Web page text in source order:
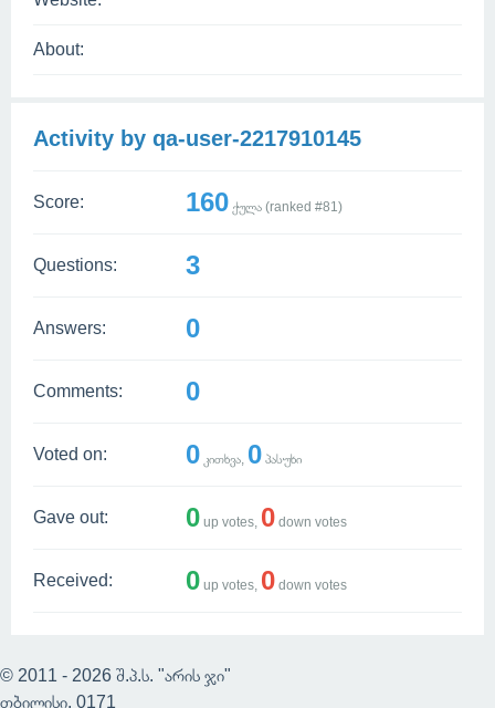
About:
Activity by qa-user-2217910145
Score: 160 ქულა (ranked #81 )
Questions: 3
Answers: 0
Comments: 0
Voted on: 0 კითხვა, 0 პასუხი
Gave out: 0 up votes, 0 down votes
Received: 0 up votes, 0 down votes
© 2011 - 2026 შ.პ.ს. "არის ჯი"
თბილისი, 0171